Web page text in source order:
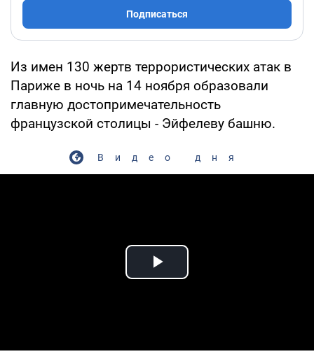
Подписаться
Из имен 130 жертв террористических атак в
Париже в ночь на 14 ноября образовали
главную достопримечательность
французской столицы - Эйфелеву башню.
Видео дня
Play Video